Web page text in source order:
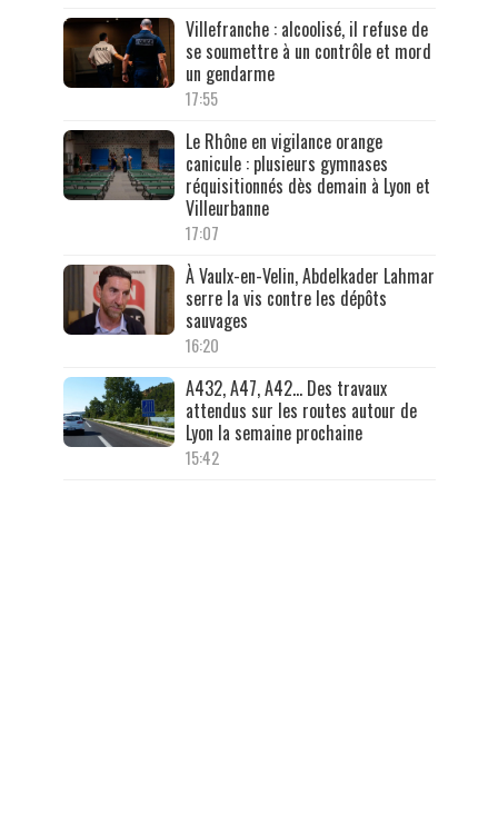
Villefranche : alcoolisé, il refuse de
se soumettre à un contrôle et mord
un gendarme
17:55
Le Rhône en vigilance orange
canicule : plusieurs gymnases
réquisitionnés dès demain à Lyon et
Villeurbanne
17:07
À Vaulx-en-Velin, Abdelkader Lahmar
serre la vis contre les dépôts
sauvages
16:20
A432, A47, A42… Des travaux
attendus sur les routes autour de
Lyon la semaine prochaine
15:42